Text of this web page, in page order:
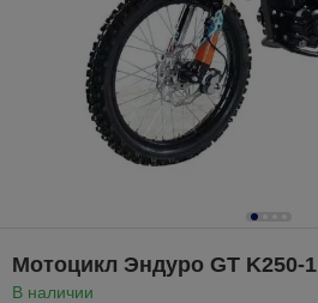
Мотоцикл Эндуро GT K250-1
В наличии